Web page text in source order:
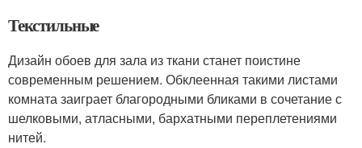
Текстильные
Дизайн обоев для зала из ткани станет поистине
современным решением. Обклеенная такими листами
комната заиграет благородными бликами в сочетание с
шелковыми, атласными, бархатными переплетениями
нитей.